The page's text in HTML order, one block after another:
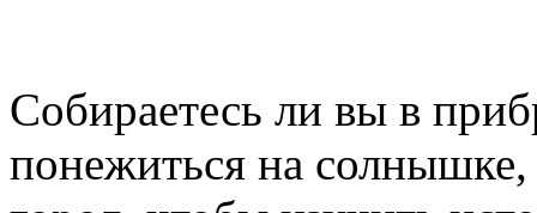
Собираетесь ли вы в
понежиться на